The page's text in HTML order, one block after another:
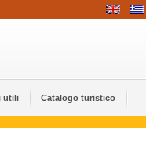
utili Catalogo turistico